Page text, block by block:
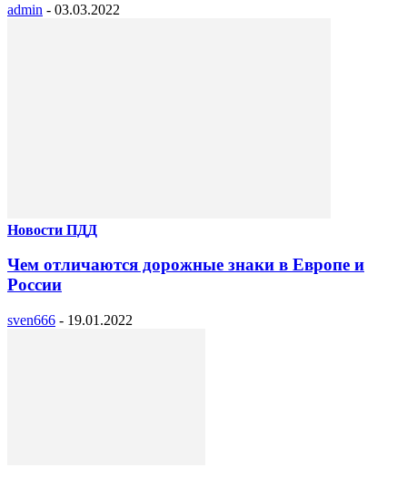
admin - 03.03.2022
Новости ПДД
Чем отличаются дорожные знаки в Европе и
России
sven666 - 19.01.2022